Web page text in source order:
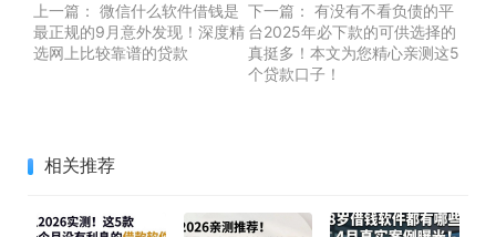
上一篇： 微信什么软件借钱是
最正规的9月意外发现！深度精
选网上比较靠谱的贷款
下一篇： 有没有不看负债的平
台2025年必下款的可供选择的
真挺多！本文为您精心亲测这5
个贷款口子！
相关推荐